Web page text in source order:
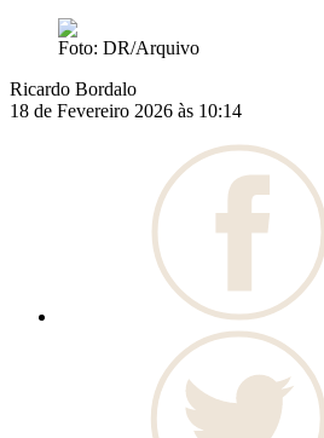
Foto: DR/Arquivo
Ricardo Bordalo
18 de Fevereiro 2026 às 10:14